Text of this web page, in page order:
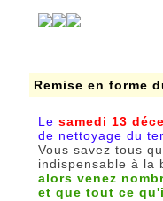
Remise en forme
Le samedi 13
de nettoyage du
Vous savez tous
indispensable à la
alors venez
et que tout ce